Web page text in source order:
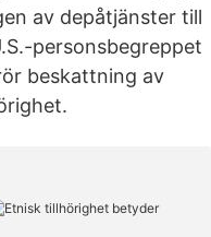
av depåtjänster till
personsbegreppet
beskattning av